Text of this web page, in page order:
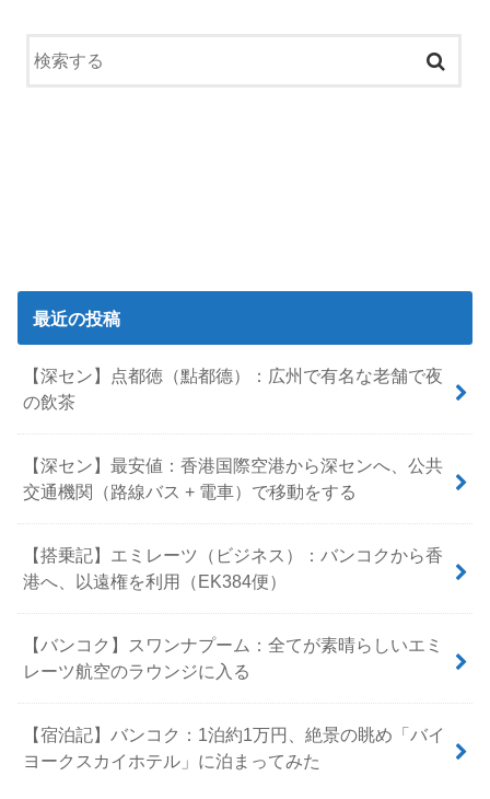
最近の投稿
【深セン】点都徳（點都德）：広州で有名な老舗で夜
の飲茶
【深セン】最安値：香港国際空港から深センへ、公共
交通機関（路線バス + 電車）で移動をする
【搭乗記】エミレーツ（ビジネス）：バンコクから香
港へ、以遠権を利用（EK384便）
【バンコク】スワンナプーム：全てが素晴らしいエミ
レーツ航空のラウンジに入る
【宿泊記】バンコク：1泊約1万円、絶景の眺め「バイ
ヨークスカイホテル」に泊まってみた